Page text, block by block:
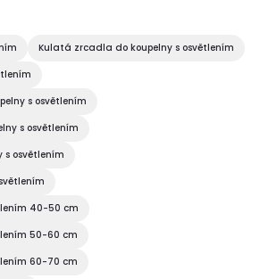
Kulatá zrcadla do koupelny s osvětlením
s osvětlením
s osvětlením
s osvětlením
40-50 cm
50-60 cm
60-70 cm